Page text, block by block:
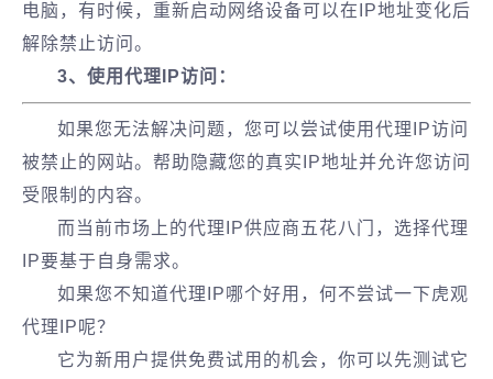
电脑，有时候，重新启动网络设备可以在IP地址变化后
解除禁止访问。
3、使用代理IP访问：
如果您无法解决问题，您可以尝试使用代理IP访问
被禁止的网站。帮助隐藏您的真实IP地址并允许您访问
受限制的内容。
而当前市场上的代理IP供应商五花八门，选择代理
IP要基于自身需求。
如果您不知道代理IP哪个好用，何不尝试一下虎观
代理IP呢？
它为新用户提供免费试用的机会，你可以先测试它